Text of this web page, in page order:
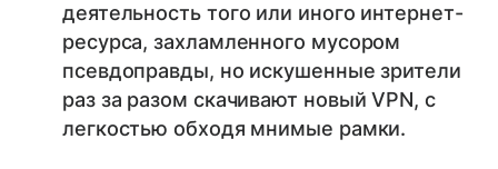
деятельность того или иного интернет-
ресурса, захламленного мусором
псевдоправды, но искушенные зрители
раз за разом скачивают новый VPN, с
легкостью обходя мнимые рамки.